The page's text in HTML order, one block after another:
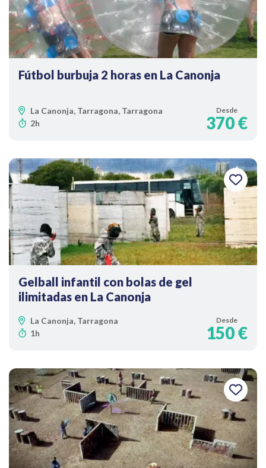
Fútbol burbuja 2 horas en La Canonja
La Canonja, Tarragona, Tarragona
2h
Desde
370 €
Gelball infantil con bolas de gel
ilimitadas en La Canonja
La Canonja, Tarragona
1h
Desde
150 €